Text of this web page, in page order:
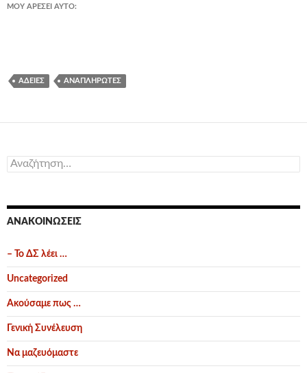
ΜΟΥ ΑΡΈΣΕΙ ΑΥΤΌ:
ΆΔΕΙΕΣ ΑΝΑΠΛΗΡΩΤΈΣ
Αναζήτηση
για:
ΑΝΑΚΟΙΝΏΣΕΙΣ
– Το ΔΣ λέει …
Uncategorized
Ακούσαμε πως …
Γενική Συνέλευση
Να μαζευόμαστε